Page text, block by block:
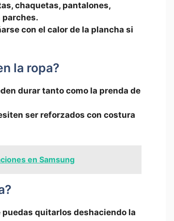
chaquetas, pantalones,
parches.
con el ⁤calor de la plancha si
‍la ropa?
durar tanto como la prenda de​
ser reforzados‍ con costura
en Samsung
quitarlos deshaciendo la